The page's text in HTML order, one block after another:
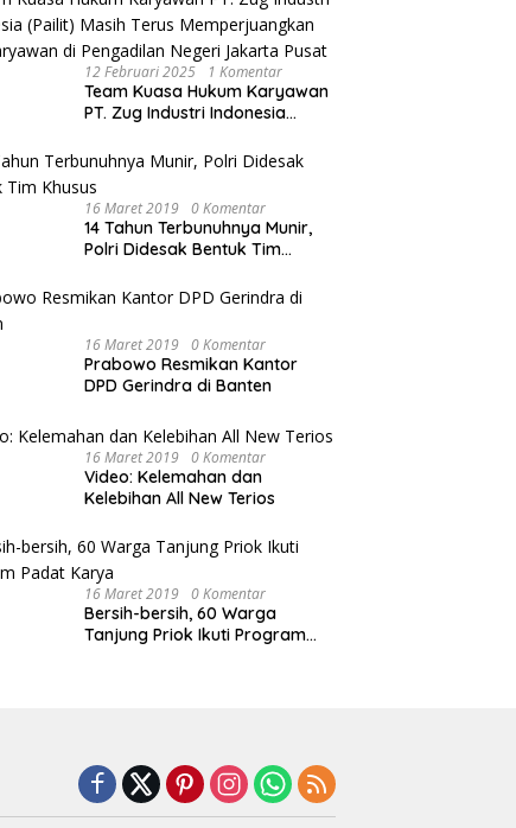
Agung RI
12 Februari 2025 1 Komentar
Team Kuasa Hukum Karyawan
PT. Zug Industri Indonesia
Memperjuangkan Hak
Karyawan di Pengadilan Negeri
Jakarta Pusat
16 Maret 2019 0 Komentar
14 Tahun Terbunuhnya Munir,
Polri Didesak Bentuk Tim
16 Maret 2019 0 Komentar
Prabowo Resmikan Kantor
DPD Gerindra di Banten
16 Maret 2019 0 Komentar
Video: Kelemahan dan
Kelebihan All New Terios
16 Maret 2019 0 Komentar
Bersih-bersih, 60 Warga
Tanjung Priok Ikuti Program